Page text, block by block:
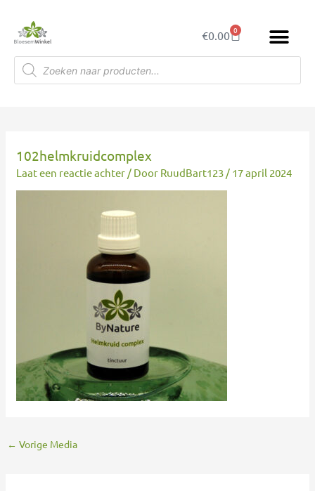
inhoud
€0.00 0
Winkelwagen
Producten
zoeken
102helmkruidcomplex
Laat een reactie achter / Door RuudBart123 / 17 april 2024
← Vorige Media